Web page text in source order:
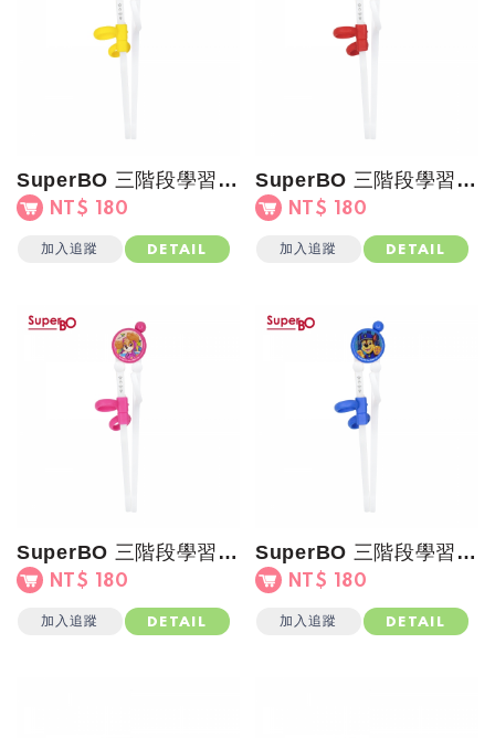
SuperBO 三階段學習筷(汪汪隊)小礫
NT$ 180
加入追蹤 DETAIL
SuperBO 三階段學習筷(汪汪隊)毛毛
NT$ 180
加入追蹤 DETAIL
SuperBO 三階段學習筷(汪汪隊)天天
NT$ 180
加入追蹤 DETAIL
SuperBO 三階段學習筷(汪汪隊)阿奇
NT$ 180
加入追蹤 DETAIL